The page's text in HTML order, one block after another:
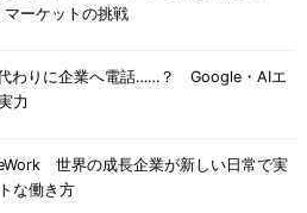
ーケットの挑戦
わりに企業へ電話……？ Google・AIエ
力
世界の成長企業が新しい日常で実
な働き方